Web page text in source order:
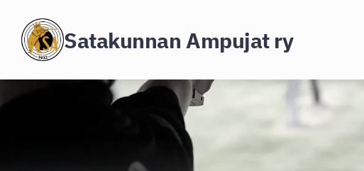
Siirry
sivun
sisältöön
Satakunnan Ampujat ry